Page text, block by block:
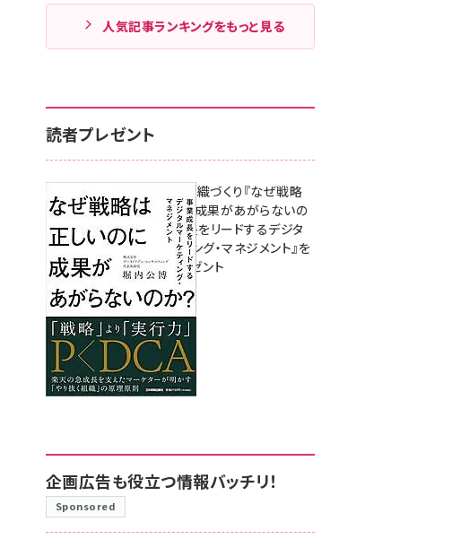
人気記事ランキングをもっと見る
読者プレゼント
成果を生む組織づくり『なぜ戦略
は正しいのに成果があがらないの
か？ 事業成長をリードするデジタ
ルマーケティング・マネジメント』を
3名様にプレゼント
8月7日 10:00
企画広告も役立つ情報バッチリ！
Sponsored